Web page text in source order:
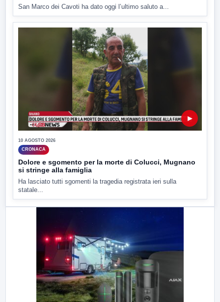
San Marco dei Cavoti ha dato oggi l’ultimo saluto a...
▶
10 AGOSTO 2026
CRONACA
Dolore e sgomento per la morte di Colucci, Mugnano
si stringe alla famiglia
Ha lasciato tutti sgomenti la tragedia registrata ieri sulla
statale...